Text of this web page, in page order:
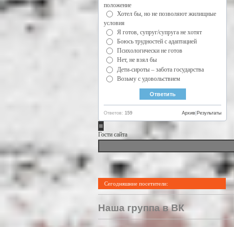
положение
Хотел бы, но не позволяют жилищные
условия
Я готов, супруг/супруга не хотят
Боюсь трудностей с адаптацией
Психологически не готов
Нет, не взял бы
Дети-сироты – забота государства
Возьму с удовольствием
Ответов: 159 Результаты
Архив
Гости сайта
Сегодняшние посетители:
Наша группа в ВК